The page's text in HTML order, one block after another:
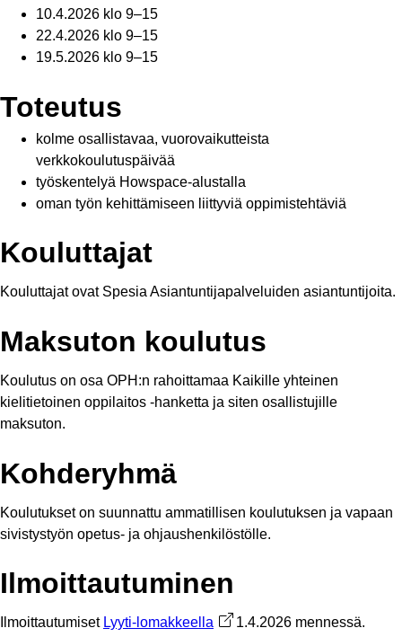
10.4.2026 klo 9–15
22.4.2026 klo 9–15
19.5.2026 klo 9–15
Toteutus
kolme osallistavaa, vuorovaikutteista
verkkokoulutuspäivää
työskentelyä Howspace-alustalla
oman työn kehittämiseen liittyviä oppimistehtäviä
Kouluttajat
Kouluttajat ovat Spesia Asiantuntijapalveluiden asiantuntijoita.
Maksuton koulutus
Koulutus on osa OPH:n rahoittamaa Kaikille yhteinen
kielitietoinen oppilaitos -hanketta ja siten osallistujille
maksuton.
Kohderyhmä
Koulutukset on suunnattu ammatillisen koulutuksen ja vapaan
sivistystyön opetus- ja ohjaushenkilöstölle.
Ilmoittautuminen
Ilmoittautumiset Lyyti-lomakkeella Avautuu uuteen välilehteen
1.4.2026 mennessä.